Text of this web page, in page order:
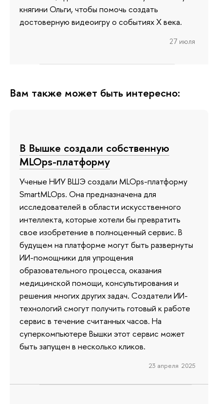
княгини Ольги, чтобы помочь создать
достоверную видеоигру о событиях X века.
27 июля
Вам также может быть интересно:
В Вышке создали собственную
MLOps-платформу
Ученые НИУ ВШЭ создали MLOps-платформу
SmartMLOps. Она предназначена для
исследователей в области искусственного
интеллекта, которые хотели бы превратить
свое изобретение в полноценный сервис. В
будущем на платформе могут быть развернуты
ИИ-помощники для упрощения
образовательного процесса, оказания
медицинской помощи, консультирования и
решения многих других задач. Создатели ИИ-
технологий смогут получить готовый к работе
сервис в течение считанных часов. На
суперкомпьютере Вышки этот сервис может
быть запущен в несколько кликов.
23 апреля 2025